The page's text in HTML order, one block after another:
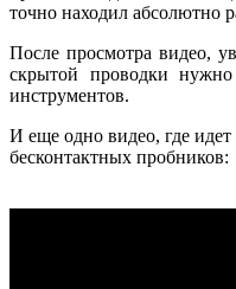
точно находил абсолютно
После просмотра видео,
скрытой проводки
инструментов.
И еще одно видео, где
бесконтактных пробников: